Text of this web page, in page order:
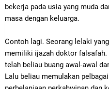
bekerja pada usia yang muda
masa dengan keluarga.
Contoh lagi. Seorang lelaki
memiliki ijazah doktor falsafah.
telah beliau buang awal-awal
Lalu beliau memulakan